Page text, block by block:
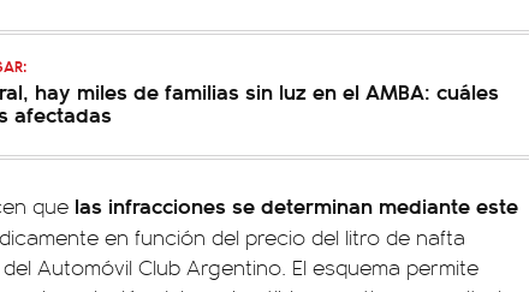
hay miles de familias sin luz en el AMBA: cuáles
afectadas
que las infracciones se determinan mediante este
en función del precio del litro de nafta
Automóvil Club Argentino. El esquema permite